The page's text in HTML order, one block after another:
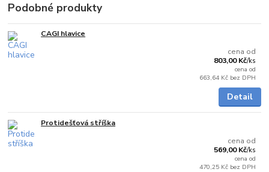
Podobné produkty
CAGI hlavice
cena od
803,00 Kč/ks
cena od
663,64 Kč bez DPH
Detail
Protidešťová stříška
cena od
569,00 Kč/ks
cena od
470,25 Kč bez DPH